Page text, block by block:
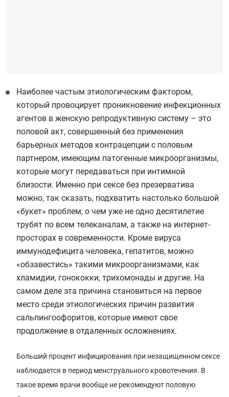
Наиболее частым этиологическим фактором,
который провоцирует проникновение инфекционных
агентов в женскую репродуктивную систему – это
половой акт, совершенный без применения
барьерных методов контрацепции с половым
партнером, имеющим патогенные микроорганизмы,
которые могут передаваться при интимной
близости. Именно при сексе без презерватива
можно, так сказать, подхватить настолько большой
«букет» проблем, о чем уже не одно десятилетие
трубят по всем телеканалам, а также на интернет-
просторах в современности. Кроме вируса
иммунодефицита человека, гепатитов, можно
«обзавестись» такими микроорганизмами, как
хламидии, гонококки, трихомонады и другие. На
самом деле эта причина становиться на первое
место среди этиологических причин развития
сальпингоофоритов, которые имеют свое
продолжение в отдаленных осложнениях.
Больший процент инфицирования при незащищенном сексе
наблюдается в период менструального кровотечения. В
такое время врачи вообще не рекомендуют половую